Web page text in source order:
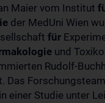
Maier vom Institut
der MedUni Wien
für
und
Rudolf-
Das
einer Studie unter